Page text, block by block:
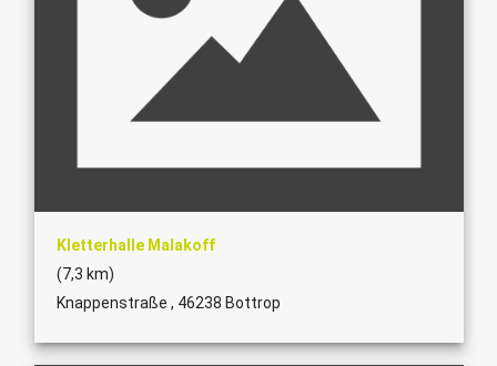
Kletterhalle Malakoff
(7,3 km)
Knappenstraße , 46238 Bottrop